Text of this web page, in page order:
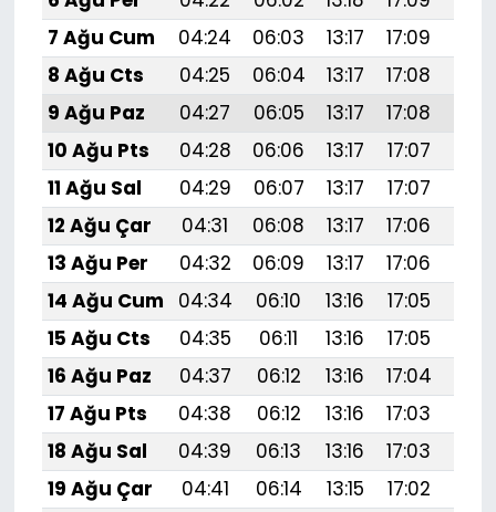
7 Ağu Cum
04:24 06:03 13:17 17:09
8 Ağu Cts
04:25 06:04 13:17 17:08
9 Ağu Paz
04:27 06:05 13:17 17:08
10 Ağu Pts
04:28 06:06 13:17 17:07
11 Ağu Sal
04:29 06:07 13:17 17:07
12 Ağu Çar
04:31 06:08 13:17 17:06
13 Ağu Per
04:32 06:09 13:17 17:06
14 Ağu Cum
04:34 06:10 13:16 17:05
15 Ağu Cts
04:35 06:11 13:16 17:05
16 Ağu Paz
04:37 06:12 13:16 17:04
17 Ağu Pts
04:38 06:12 13:16 17:03
18 Ağu Sal
04:39 06:13 13:16 17:03
19 Ağu Çar
04:41 06:14 13:15 17:02